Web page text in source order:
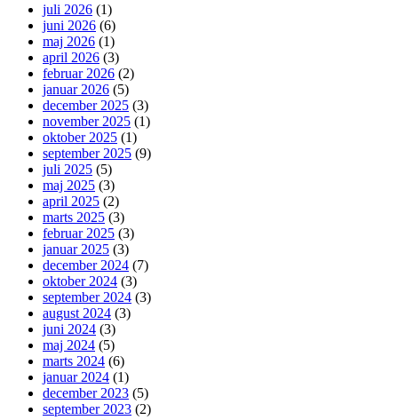
juli 2026 (1)
juni 2026 (6)
maj 2026 (1)
april 2026 (3)
februar 2026 (2)
januar 2026 (5)
december 2025 (3)
november 2025 (1)
oktober 2025 (1)
september 2025 (9)
juli 2025 (5)
maj 2025 (3)
april 2025 (2)
marts 2025 (3)
februar 2025 (3)
januar 2025 (3)
december 2024 (7)
oktober 2024 (3)
september 2024 (3)
august 2024 (3)
juni 2024 (3)
maj 2024 (5)
marts 2024 (6)
januar 2024 (1)
december 2023 (5)
september 2023 (2)